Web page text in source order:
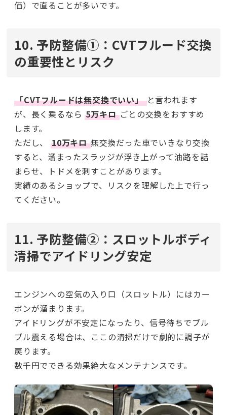
価）で直ることが多いです。
10. 予防整備①：CVTフルード交換
の重要性とリスク
「CVTフルードは無交換でいい」と言われます
が、長く乗るなら5万キロごとの交換をおすすめ
します。
ただし、 10万キロ無交換だった車でいきなり交換
すると、溜まったスラッジが浮き上がって油路を詰
まらせ、トドメを刺すことがあります。
実績のあるショップで、リスクを理解した上で行っ
てください。
11. 予防整備②：スロットルボディ
清掃でアイドリング安定
エンジンへの空気の入り口（スロットル）にはカー
ボンが溜まります。
アイドリングが不安定になったり、信号待ちでブル
ブル震える場合は、ここの清掃だけで劇的に調子が
戻ります。
数千円でできる効果絶大なメンテナンスです。